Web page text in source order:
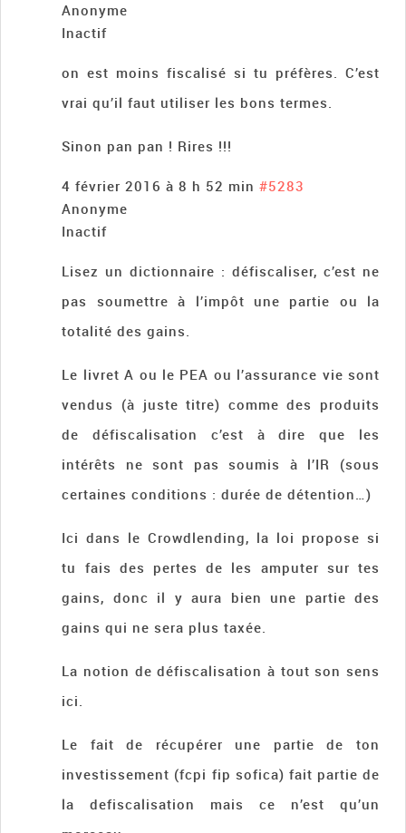
Anonyme
Inactif
on est moins fiscalisé si tu préfères. C’est
vrai qu’il faut utiliser les bons termes.
Sinon pan pan ! Rires !!!
4 février 2016 à 8 h 52 min #5283
Anonyme
Inactif
Lisez un dictionnaire : défiscaliser, c’est ne
pas soumettre à l’impôt une partie ou la
totalité des gains.
Le livret A ou le PEA ou l’assurance vie sont
vendus (à juste titre) comme des produits
de défiscalisation c’est à dire que les
intérêts ne sont pas soumis à l’IR (sous
certaines conditions : durée de détention…)
Ici dans le Crowdlending, la loi propose si
tu fais des pertes de les amputer sur tes
gains, donc il y aura bien une partie des
gains qui ne sera plus taxée.
La notion de défiscalisation à tout son sens
ici.
Le fait de récupérer une partie de ton
investissement (fcpi fip sofica) fait partie de
la defiscalisation mais ce n’est qu’un